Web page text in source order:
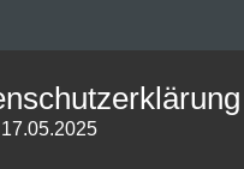
Intel Core i3-
4.30GHz, boxed